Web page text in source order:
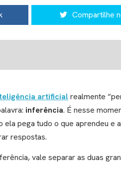
Compartilhe
artificialrealmente
inferência. É nesse
ela pega tudo o que aprendeu e
respostas.
vale separar as duas